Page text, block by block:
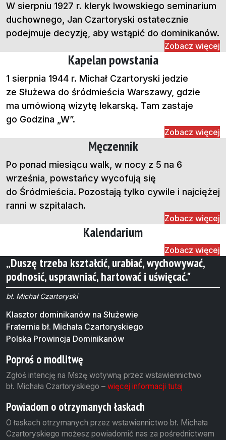
W sierpniu 1927 r. kleryk lwowskiego seminarium
duchownego, Jan Czartoryski ostatecznie
podejmuje decyzję, aby wstąpić do dominikanów.
Zobacz więcej
Kapelan powstania
1 sierpnia 1944 r. Michał Czartoryski jedzie
ze Służewa do śródmieścia Warszawy, gdzie
ma umówioną wizytę lekarską. Tam zastaje
go Godzina „W”.
Zobacz więcej
Męczennik
Po ponad miesiącu walk, w nocy z 5 na 6
września, powstańcy wycofują się
do Śródmieścia. Pozostają tylko cywile i najciężej
ranni w szpitalach.
Zobacz więcej
Kalendarium
Zobacz więcej
„Duszę trzeba kształcić, urabiać, wychowywać,
podnosić, usprawniać, hartować i uświęcać."
bł. Michał Czartoryski
Klasztor dominikanów na Służewie
Fraternia bł. Michała Czartoryskiego
Polska Prowincja Dominikanów
Poproś o modlitwę
Zgłoś intencję na Mszę wotywną przez wstawiennictwo
bł. Michała Czartoryskiego – więcej informacji tutaj
Powiadom o otrzymanych łaskach
O łaskach otrzymanych przez wstawiennictwo bł. Michała
Czartoryskiego możesz powiadomić nas za pośrednictwem